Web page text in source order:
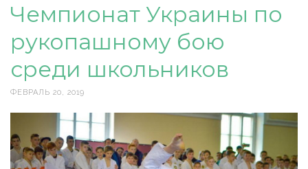
Чемпионат Украины по
рукопашному бою
среди школьников
ФЕВРАЛЬ 20, 2019